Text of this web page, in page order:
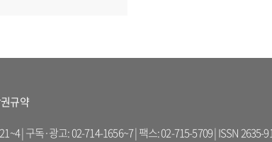
규약
| 구독·광고: 02-714-1656~7 | 팩스: 02-715-5709 | ISSN 2635-